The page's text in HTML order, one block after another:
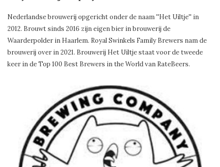
Nederlandse brouwerij opgericht onder de naam ''Het Uiltje'' in
2012. Brouwt sinds 2016 zijn eigen bier in brouwerij de
Waarderpolder in Haarlem. Royal Swinkels Family Brewers nam de
brouwerij over in 2021. Brouwerij Het Uiltje staat voor de tweede
keer in de Top 100 Best Brewers in the World van RateBeers.